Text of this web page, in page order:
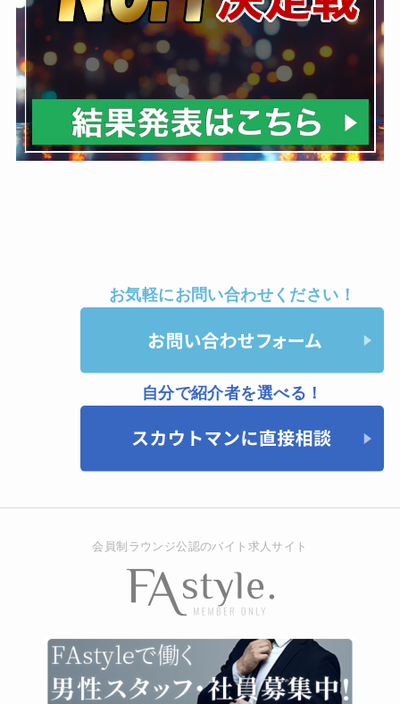
お気軽にお問い合わせください！
自分で紹介者を選べる！
会員制ラウンジ公認のバイト求人サイト